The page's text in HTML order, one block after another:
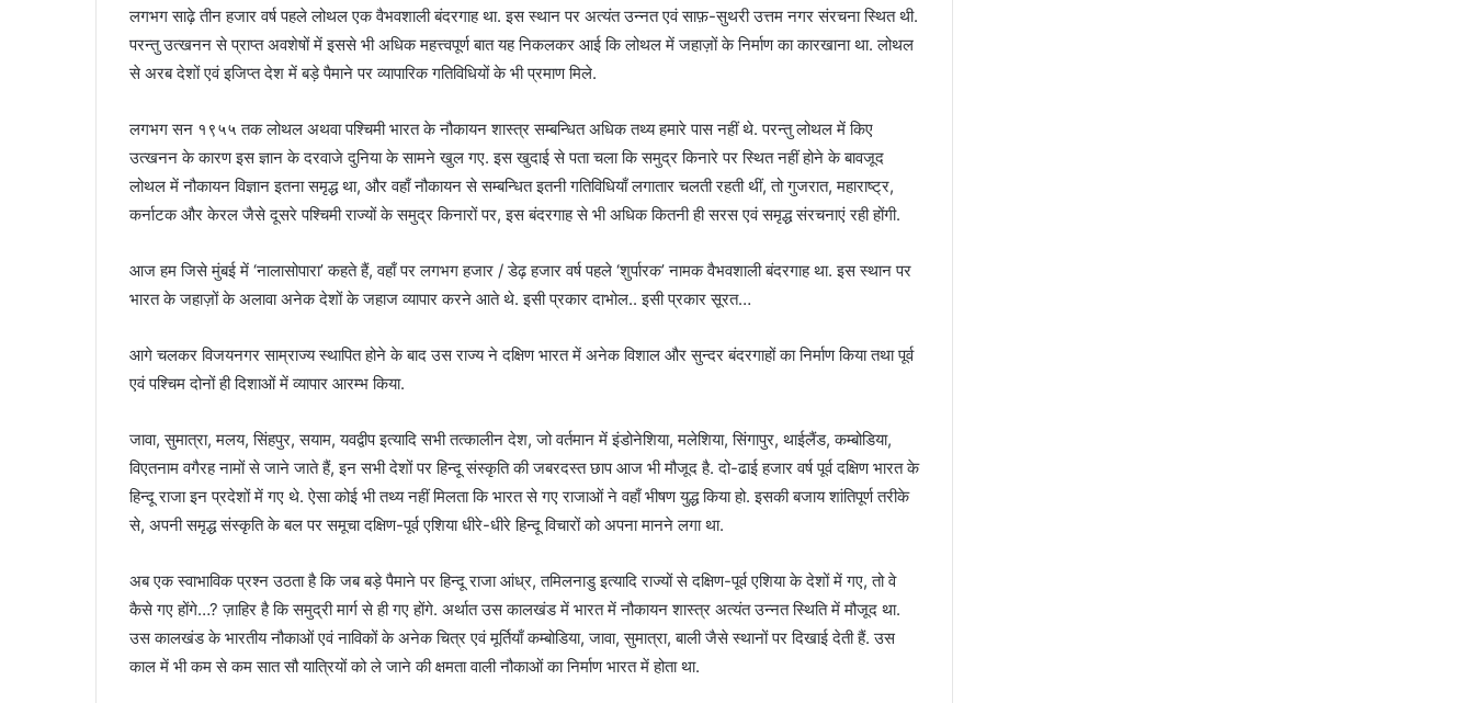
लगभग साढ़े तीन हजार वर्ष पहले लोथल एक वैभवशाली बंदरगाह था. इस स्थान पर अत्यंत उन्नत एवं साफ़-सुथरी उत्तम नगर संरचना स्थित थी.
परन्तु उत्खनन से प्राप्त अवशेषों में इससे भी अधिक महत्त्वपूर्ण बात यह निकलकर आई कि लोथल में जहाज़ों के निर्माण का कारखाना था. लोथल
से अरब देशों एवं इजिप्त देश में बड़े पैमाने पर व्यापारिक गतिविधियों के भी प्रमाण मिले.
लगभग सन १९५५ तक लोथल अथवा पश्चिमी भारत के नौकायन शास्त्र सम्बन्धित अधिक तथ्य हमारे पास नहीं थे. परन्तु लोथल में किए
उत्खनन के कारण इस ज्ञान के दरवाजे दुनिया के सामने खुल गए. इस खुदाई से पता चला कि समुद्र किनारे पर स्थित नहीं होने के बावजूद
लोथल में नौकायन विज्ञान इतना समृद्ध था, और वहाँ नौकायन से सम्बन्धित इतनी गतिविधियाँ लगातार चलती रहती थीं, तो गुजरात, महाराष्ट्र,
कर्नाटक और केरल जैसे दूसरे पश्चिमी राज्यों के समुद्र किनारों पर, इस बंदरगाह से भी अधिक कितनी ही सरस एवं समृद्ध संरचनाएं रही होंगी.
आज हम जिसे मुंबई में ‘नालासोपारा’ कहते हैं, वहाँ पर लगभग हजार / डेढ़ हजार वर्ष पहले ‘शुर्पारक’ नामक वैभवशाली बंदरगाह था. इस स्थान पर
भारत के जहाज़ों के अलावा अनेक देशों के जहाज व्यापार करने आते थे. इसी प्रकार दाभोल.. इसी प्रकार सूरत…
आगे चलकर विजयनगर साम्राज्य स्थापित होने के बाद उस राज्य ने दक्षिण भारत में अनेक विशाल और सुन्दर बंदरगाहों का निर्माण किया तथा पूर्व
एवं पश्चिम दोनों ही दिशाओं में व्यापार आरम्भ किया.
जावा, सुमात्रा, मलय, सिंहपुर, सयाम, यवद्वीप इत्यादि सभी तत्कालीन देश, जो वर्तमान में इंडोनेशिया, मलेशिया, सिंगापुर, थाईलैंड, कम्बोडिया,
विएतनाम वगैरह नामों से जाने जाते हैं, इन सभी देशों पर हिन्दू संस्कृति की जबरदस्त छाप आज भी मौजूद है. दो-ढाई हजार वर्ष पूर्व दक्षिण भारत के
हिन्दू राजा इन प्रदेशों में गए थे. ऐसा कोई भी तथ्य नहीं मिलता कि भारत से गए राजाओं ने वहाँ भीषण युद्ध किया हो. इसकी बजाय शांतिपूर्ण तरीके
से, अपनी समृद्ध संस्कृति के बल पर समूचा दक्षिण-पूर्व एशिया धीरे-धीरे हिन्दू विचारों को अपना मानने लगा था.
अब एक स्वाभाविक प्रश्न उठता है कि जब बड़े पैमाने पर हिन्दू राजा आंध्र, तमिलनाडु इत्यादि राज्यों से दक्षिण-पूर्व एशिया के देशों में गए, तो वे
कैसे गए होंगे…? ज़ाहिर है कि समुद्री मार्ग से ही गए होंगे. अर्थात उस कालखंड में भारत में नौकायन शास्त्र अत्यंत उन्नत स्थिति में मौजूद था.
उस कालखंड के भारतीय नौकाओं एवं नाविकों के अनेक चित्र एवं मूर्तियाँ कम्बोडिया, जावा, सुमात्रा, बाली जैसे स्थानों पर दिखाई देती हैं. उस
काल में भी कम से कम सात सौ यात्रियों को ले जाने की क्षमता वाली नौकाओं का निर्माण भारत में होता था.